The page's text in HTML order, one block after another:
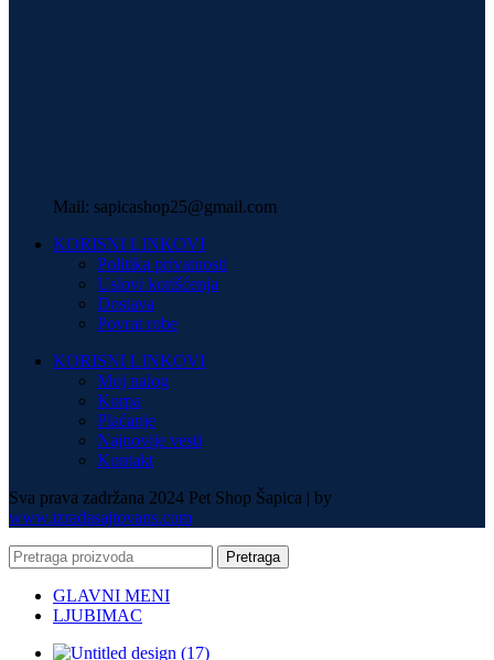
Mail: sapicashop25@gmail.com
KORISNI LINKOVI
Politika privatnosti
Uslovi korišćenja
Dostava
Povrat robe
KORISNI LINKOVI
Moj nalog
Korpa
Plaćanje
Najnovije vesti
Kontakt
Sva prava zadržana 2024 Pet Shop Šapica | by
www.izradasajtovans.com
Pretraga
GLAVNI MENI
LJUBIMAC